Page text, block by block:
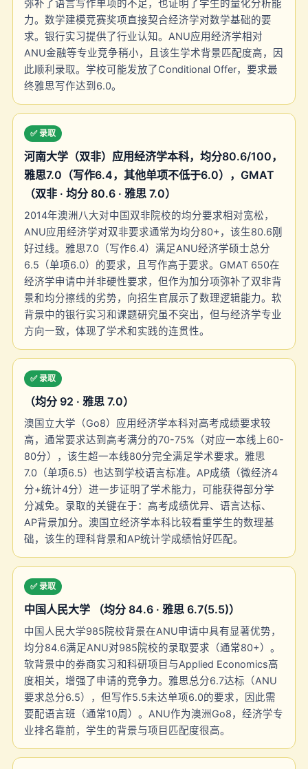
弥补了语言写作单项的不足，也证明了学生的量化分析能
力。数学建模竞赛奖项直接契合经济学对数学基础的要
求。银行实习提供了行业认知。ANU应用经济学相对
ANU金融等专业竞争稍小，且该生学术背景匹配度高，因
此顺利录取。学校可能发放了Conditional Offer，要求最
终雅思写作达到6.0。
✅ 录取
河南大学（双非）应用经济学本科，均分80.6/100，
雅思7.0（写作6.4，其他单项不低于6.0），GMAT
（双非 · 均分 80.6 · 雅思 7.0）
2014年澳洲八大对中国双非院校的均分要求相对宽松，
ANU应用经济学对双非要求通常为均分80+，该生80.6刚
好过线。雅思7.0（写作6.4）满足ANU经济学硕士总分
6.5（单项6.0）的要求，且写作高于要求。GMAT 650在
经济学申请中并非硬性要求，但作为加分项弥补了双非背
景和均分擦线的劣势，向招生官展示了数理逻辑能力。软
背景中的银行实习和课题研究虽不突出，但与经济学专业
方向一致，体现了学术和实践的连贯性。
✅ 录取
（均分 92 · 雅思 7.0）
澳国立大学（Go8）应用经济学本科对高考成绩要求较
高，通常要求达到高考满分的70-75%（对应一本线上60-
80分），该生超一本线80分完全满足学术要求。雅思
7.0（单项6.5）也达到学校语言标准。AP成绩（微经济4
分+统计4分）进一步证明了学术能力，可能获得部分学
分减免。录取的关键在于：高考成绩优异、语言达标、
AP背景加分。澳国立经济学本科比较看重学生的数理基
础，该生的理科背景和AP统计学成绩恰好匹配。
✅ 录取
中国人民大学 （均分 84.6 · 雅思 6.7(5.5)）
中国人民大学985院校背景在ANU申请中具有显著优势，
均分84.6满足ANU对985院校的录取要求（通常80+）。
软背景中的券商实习和科研项目与Applied Economics高
度相关，增强了申请的竞争力。雅思总分6.7达标（ANU
要求总分6.5），但写作5.5未达单项6.0的要求，因此需
要配语言班（通常10周）。ANU作为澳洲Go8，经济学专
业排名靠前，学生的背景与项目匹配度很高。